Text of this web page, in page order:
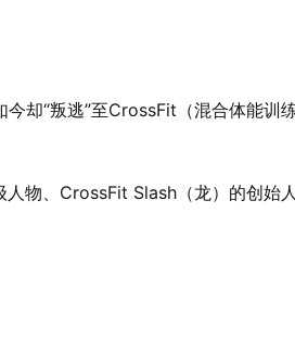
却“叛逃”至CrossFit（混合体能训
物、CrossFit Slash（龙）的创始